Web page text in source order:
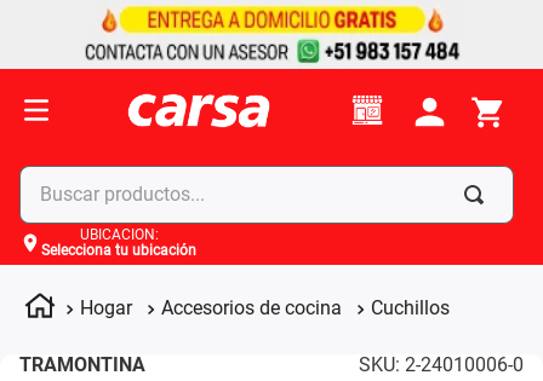
Buscar productos...
UBICACIÓN:
Selecciona tu ubicación
Hogar Accesorios de cocina Cuchillos
TRAMONTINA SKU: 2-24010006-0
Términos más buscados